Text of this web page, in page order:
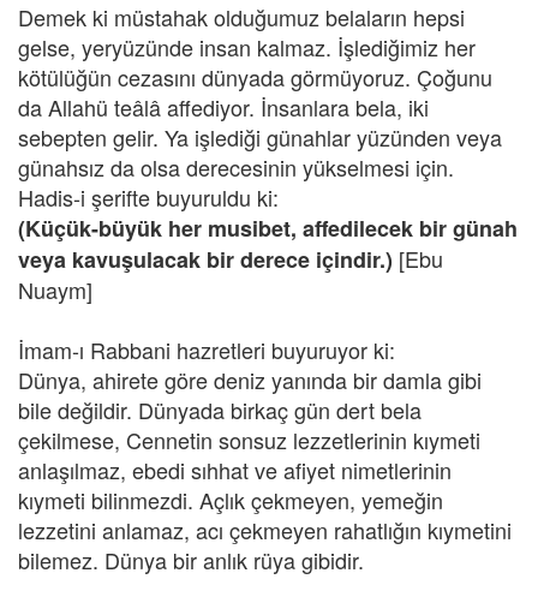
Demek ki müstahak olduğumuz belaların hepsi
gelse, yeryüzünde insan kalmaz. İşlediğimiz her
kötülüğün cezasını dünyada görmüyoruz. Çoğunu
da Allahü teâlâ affediyor. İnsanlara bela, iki
sebepten gelir. Ya işlediği günahlar yüzünden veya
günahsız da olsa derecesinin yükselmesi için.
Hadis-i şerifte buyuruldu ki:
(Küçük-büyük her musibet, affedilecek bir günah
veya kavuşulacak bir derece içindir.) [Ebu
Nuaym]
İmam-ı Rabbani hazretleri buyuruyor ki:
Dünya, ahirete göre deniz yanında bir damla gibi
bile değildir. Dünyada birkaç gün dert bela
çekilmese, Cennetin sonsuz lezzetlerinin kıymeti
anlaşılmaz, ebedi sıhhat ve afiyet nimetlerinin
kıymeti bilinmezdi. Açlık çekmeyen, yemeğin
lezzetini anlamaz, acı çekmeyen rahatlığın kıymetini
bilemez. Dünya bir anlık rüya gibidir.